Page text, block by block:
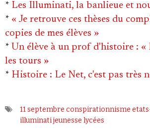
* Les Illuminati, la banlieue et
* « Je retrouve ces thèses du
copies de mes élèves »
* Un élève à un prof d'histoire : «
les tours »
* Histoire : Le Net, c'est pas très
11 septembre conspirationnisme
illuminatijeunesse lycées